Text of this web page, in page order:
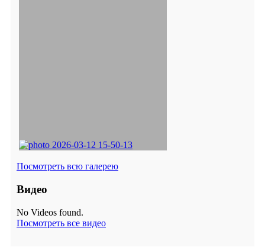
Посмотреть всю галерею
Видео
No Videos found.
Посмотреть все видео